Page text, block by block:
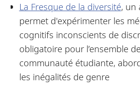
La Fresque de la diversité, un
permet d'expérimenter les
cognitifs inconscients de
obligatoire pour l’ensemble
communauté étudiante,
les inégalités de genre